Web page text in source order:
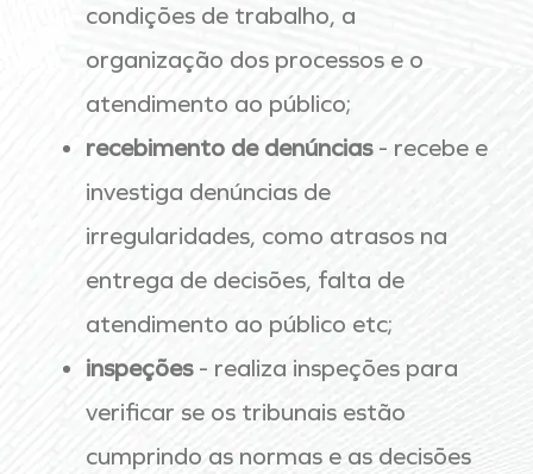
condições de trabalho, a
organização dos processos e o
atendimento ao público;
recebimento de denúncias - recebe e
investiga denúncias de
irregularidades, como atrasos na
entrega de decisões, falta de
atendimento ao público etc;
inspeções- realiza inspeções para
verificar se os tribunais estão
cumprindo as normas e as decisões